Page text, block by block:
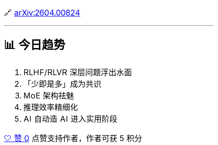
🔗 arXiv:2604.00824
📊 今日趋势
RLHF/RLVR 深层问题浮出水面
「少即是多」成为共识
MoE 架构祛魅
推理效率精细化
AI 自动造 AI 进入实用阶段
🤍 赞 0 点赞支持作者，作者可获 5 积分